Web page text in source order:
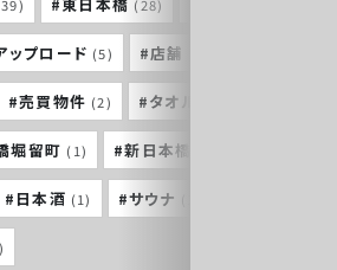
(28)
ップロード (5) #店舗
#売買物件 (2) #タオル
堀留町 (1) #新日本橋
#日本酒 (1) #サウナ